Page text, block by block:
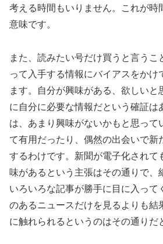
考える時間もいりません。これが時
意味です。
また、読みたい号だけ買うと言うこ
って入手する情報にバイアスをかけ
ます。自分が興味がある、欲しいと
に自分に必要な情報だという確証は
は、あまり興味がないかもと思って
て有用だったり、偶然の出会いで新
するわけです。新聞が電子化されて
味があるという主張はその通りで、
いろいろな記事が勝手に目に入って
のあるニュースだけを見るよりも結
に触れられるというのはその通りだ